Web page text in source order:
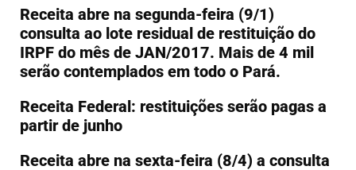
Receita abre na segunda-feira (9/1)
consulta ao lote residual de restituição do
IRPF do mês de JAN/2017. Mais de 4 mil
serão contemplados em todo o Pará.
Receita Federal: restituições serão pagas a
partir de junho
Receita abre na sexta-feira (8/4) a consulta